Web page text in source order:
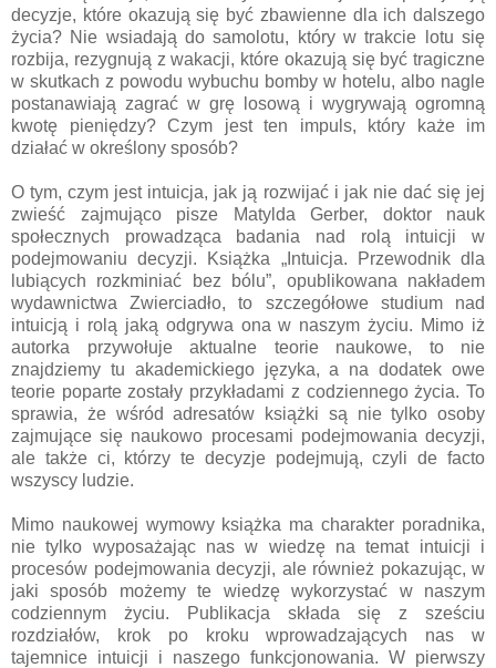
decyzje, które okazują się być zbawienne dla ich dalszego
życia? Nie wsiadają do samolotu, który w trakcie lotu się
rozbija, rezygnują z wakacji, które okazują się być tragiczne
w skutkach z powodu wybuchu bomby w hotelu, albo nagle
postanawiają zagrać w grę losową i wygrywają ogromną
kwotę pieniędzy? Czym jest ten impuls, który każe im
działać w określony sposób?
O tym, czym jest intuicja, jak ją rozwijać i jak nie dać się jej
zwieść zajmująco pisze Matylda Gerber, doktor nauk
społecznych prowadząca badania nad rolą intuicji w
podejmowaniu decyzji. Książka „Intuicja. Przewodnik dla
lubiących rozkminiać bez bólu”, opublikowana nakładem
wydawnictwa Zwierciadło, to szczegółowe studium nad
intuicją i rolą jaką odgrywa ona w naszym życiu. Mimo iż
autorka przywołuje aktualne teorie naukowe, to nie
znajdziemy tu akademickiego języka, a na dodatek owe
teorie poparte zostały przykładami z codziennego życia. To
sprawia, że wśród adresatów książki są nie tylko osoby
zajmujące się naukowo procesami podejmowania decyzji,
ale także ci, którzy te decyzje podejmują, czyli de facto
wszyscy ludzie.
Mimo naukowej wymowy książka ma charakter poradnika,
nie tylko wyposażając nas w wiedzę na temat intuicji i
procesów podejmowania decyzji, ale również pokazując, w
jaki sposób możemy te wiedzę wykorzystać w naszym
codziennym życiu. Publikacja składa się z sześciu
rozdziałów, krok po kroku wprowadzających nas w
tajemnice intuicji i naszego funkcjonowania. W pierwszy